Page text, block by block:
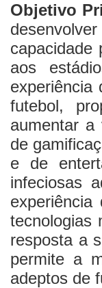
Objetivo
capacidade
aos
experiência
futebol,
aumentar a
de
e de
infeciosas
tecnologias
resposta a
permite a
adeptos de